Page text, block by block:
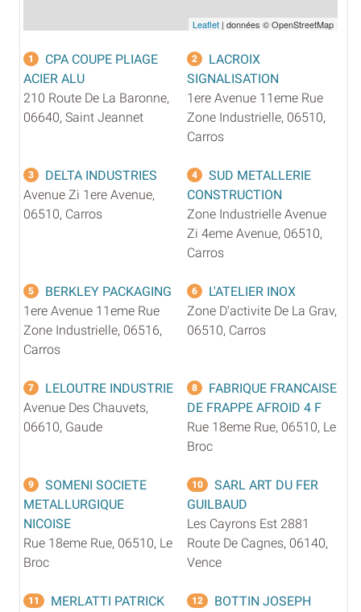
Leaflet | données © OpenStreetMap
1
CPA COUPE PLIAGE
ACIER ALU
210 Route De La Baronne,
06640, Saint Jeannet
2
LACROIX
SIGNALISATION
1ere Avenue 11eme Rue
Zone Industrielle, 06510,
Carros
3
DELTA INDUSTRIES
Avenue Zi 1ere Avenue,
06510, Carros
4
SUD METALLERIE
CONSTRUCTION
Zone Industrielle Avenue
Zi 4eme Avenue, 06510,
Carros
5
BERKLEY PACKAGING
1ere Avenue 11eme Rue
Zone Industrielle, 06516,
Carros
6
L'ATELIER INOX
Zone D'activite De La Grav,
06510, Carros
7
LELOUTRE INDUSTRIE
Avenue Des Chauvets,
06610, Gaude
8
FABRIQUE FRANCAISE
DE FRAPPE AFROID 4 F
Rue 18eme Rue, 06510, Le
Broc
9
SOMENI SOCIETE
METALLURGIQUE
NICOISE
Rue 18eme Rue, 06510, Le
Broc
10
SARL ART DU FER
GUILBAUD
Les Cayrons Est 2881
Route De Cagnes, 06140,
Vence
11
MERLATTI PATRICK
12
BOTTIN JOSEPH